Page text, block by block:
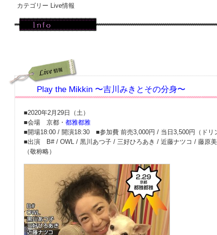
カテゴリー Live情報
Play the Mikkin 〜吉川みきとその分身〜
■2020年2月29日（土）
■会場 京都・ 都雅都雅
■開場18:00 / 開演18:30 ■参加費 前売3,000円 / 当日3,500円（ドリ
■出演 B# / OWL / 黒川あつ子 / 三好ひろあき / 近藤ナツコ / 藤原
（敬称略）